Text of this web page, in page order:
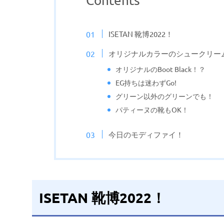
ISETAN 靴博2022！
オリジナルカラーのシュークリー
オリジナルのBoot Black！？
EG持ちは迷わずGo!
グリーン以外のグリーンでも！
パティーヌの靴もOK！
今日のモディファイ！
ISETAN 靴博2022！